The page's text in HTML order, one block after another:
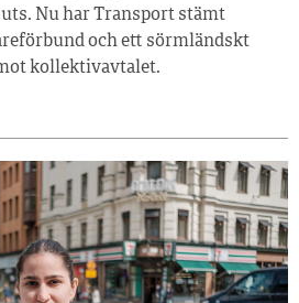
Nu har Transport stämt
och ett sörmländskt
kollektivavtalet.